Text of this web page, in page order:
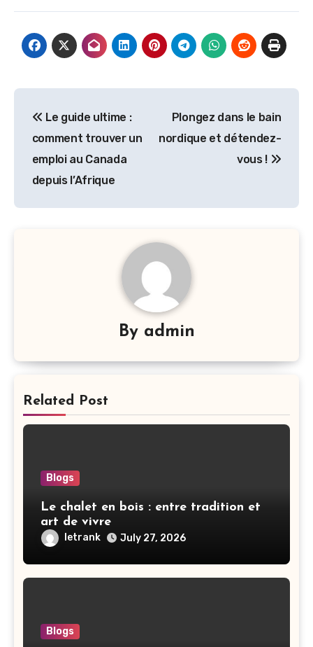
navigation
Le guide ultime :
comment trouver un
emploi au Canada
depuis l’Afrique
Plongez dans le bain
nordique et détendez-
vous !
By admin
Related Post
Blogs
Le chalet en bois : entre tradition et
art de vivre
letrank July 27, 2026
Blogs